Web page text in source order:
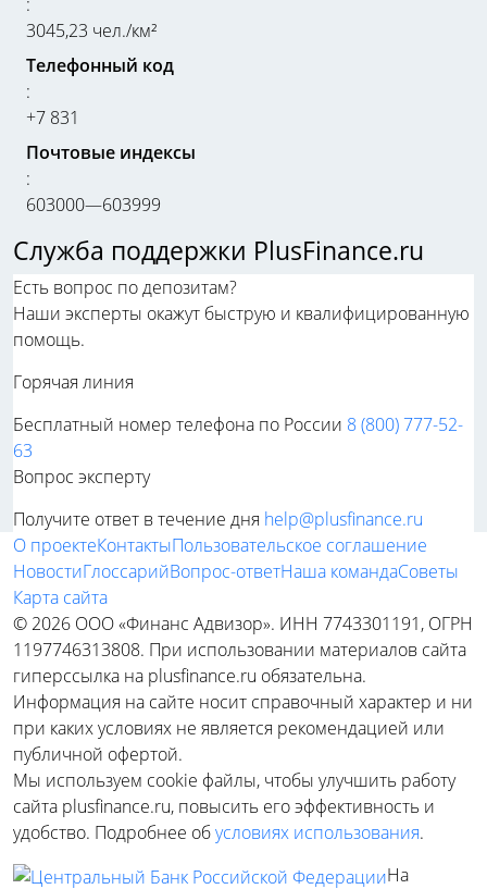
3045,23 чел./км²
Телефонный код
:
+7 831
Почтовые индексы
:
603000—603999
Служба поддержки PlusFinance.ru
Есть вопрос по депозитам?
Наши эксперты окажут быструю и квалифицированную
помощь.
Горячая линия
Бесплатный номер телефона по России 8 (800) 777-52-
63
Вопрос эксперту
Получите ответ в течение дня help@plusfinance.ru
О проектеКонтактыПользовательское соглашение
НовостиГлоссарийВопрос-ответНаша командаСоветы
Карта сайта
© 2026 ООО «Финанс Адвизор». ИНН 7743301191, ОГРН
1197746313808. При использовании материалов сайта
гиперссылка на plusfinance.ru обязательна.
Информация на сайте носит справочный характер и ни
при каких условиях не является рекомендацией или
публичной офертой.
Мы используем cookie файлы, чтобы улучшить работу
сайта plusfinance.ru, повысить его эффективность и
удобство. Подробнее обусловиях использования.
На